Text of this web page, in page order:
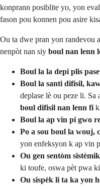
konprann posiblite yo, yon
fason pou konnen pou asire
Ou ta dwe pran yon randevou
nenpòt nan siy boul nan lenn
Boul la la depi plis
Boul la santi difisil,
deplase lè ou peze li.
boul difisil nan lenn fi
Boul la ap vin pi gwo
Po a sou boul la wouj,
yon enfeksyon k ap vin
Ou gen sentòm sistèmik
ki toufe, oswa pèt pwa
Ou sispèk li ta ka yon